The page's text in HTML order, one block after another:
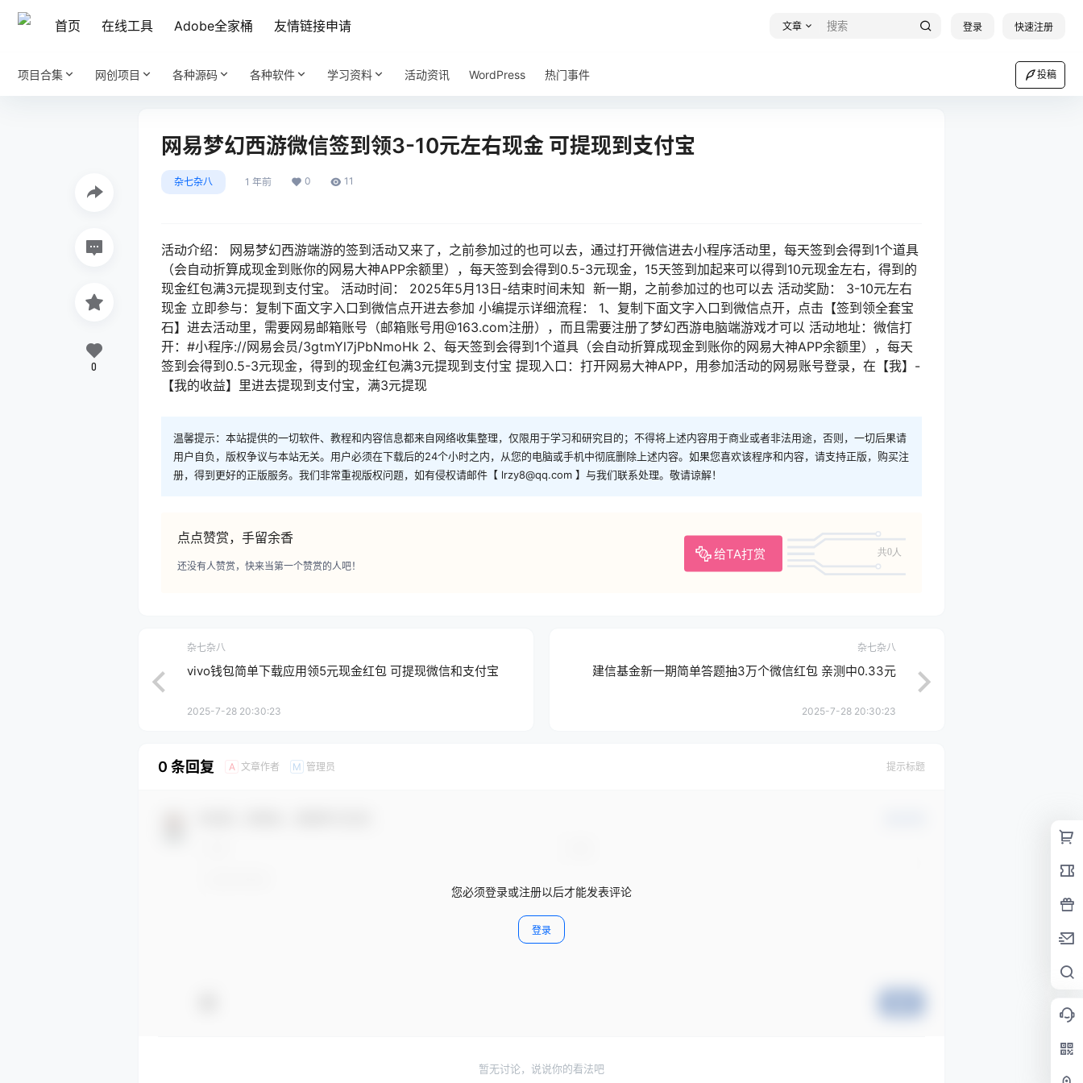
首页 在线工具 Adobe全家桶 友情链接申请 文章 登录 快速注册
项目合集 网创项目 各种源码 各种软件 学习资料 活动资讯 WordPress 热门事件 投稿
网易梦幻西游微信签到领3-10元左右现金 可提现到支付宝
杂七杂八 1 年前 0 11
活动介绍： 网易梦幻西游端游的签到活动又来了，之前参加过的也可以去，通过打开微信进去小程序活动里，每天签到会得到1个道具
（会自动折算成现金到账你的网易大神APP余额里），每天签到会得到0.5-3元现金，15天签到加起来可以得到10元现金左右，得到的
现金红包满3元提现到支付宝。 活动时间： 2025年5月13日-结束时间未知 新一期，之前参加过的也可以去 活动奖励： 3-10元左右
现金 立即参与：复制下面文字入口到微信点开进去参加 小编提示详细流程： 1、复制下面文字入口到微信点开，点击【签到领全套宝
石】进去活动里，需要网易邮箱账号（邮箱账号用@163.com注册），而且需要注册了梦幻西游电脑端游戏才可以 活动地址：微信打
开：#小程序://网易会员/3gtmYl7jPbNmoHk 2、每天签到会得到1个道具（会自动折算成现金到账你的网易大神APP余额里），每天
签到会得到0.5-3元现金，得到的现金红包满3元提现到支付宝 提现入口：打开网易大神APP，用参加活动的网易账号登录，在【我】-
【我的收益】里进去提现到支付宝，满3元提现
温馨提示：本站提供的一切软件、教程和内容信息都来自网络收集整理，仅限用于学习和研究目的；不得将上述内容用于商业或者非法用途，否则，一切后果请
用户自负，版权争议与本站无关。用户必须在下载后的24个小时之内，从您的电脑或手机中彻底删除上述内容。如果您喜欢该程序和内容，请支持正版，购买注
册，得到更好的正版服务。我们非常重视版权问题，如有侵权请邮件【 lrzy8@qq.com 】与我们联系处理。敬请谅解！
点点赞赏，手留余香
给TA打赏 共0人
还没有人赞赏，快来当第一个赞赏的人吧！
0
杂七杂八
vivo钱包简单下载应用领5元现金红包 可提现微信和支付宝
2025-7-28 20:30:23
杂七杂八
建信基金新一期简单答题抽3万个微信红包 亲测中0.33元
2025-7-28 20:30:23
0 条回复 A 文章作者 M 管理员 提示标题
您必须登录或注册以后才能发表评论
登录
暂无讨论，说说你的看法吧